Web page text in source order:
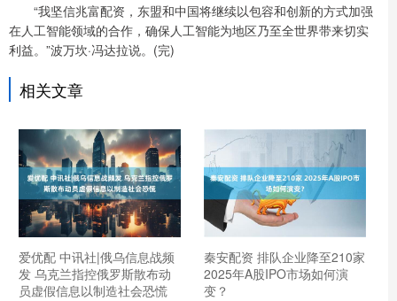
“我坚信兆富配资，东盟和中国将继续以包容和创新的方式加强
在人工智能领域的合作，确保人工智能为地区乃至全世界带来切实
利益。”波万坎·冯达拉说。(完)
相关文章
爱优配 中讯社|俄乌信息战频
发 乌克兰指控俄罗斯散布动
员虚假信息以制造社会恐慌
秦安配资 排队企业降至210家
2025年A股IPO市场如何演
变？